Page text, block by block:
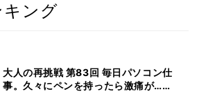
キング
大人の再挑戦 第83回 毎日パソコン仕
事。久々にペンを持ったら激痛が……